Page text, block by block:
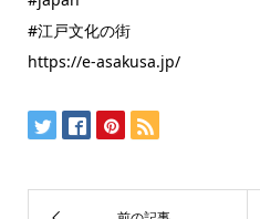
#江戸文化の街
https://e-asakusa.jp/